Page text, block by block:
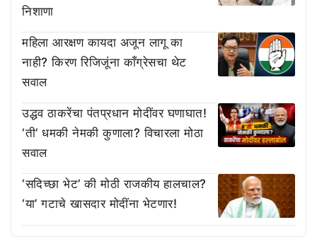
निशाणा
महिला आरक्षण कायदा अजून लागू का
नाही? किरण रिजिजूंना काँग्रेसचा थेट
सवाल
उद्धव ठाकरेंचा पंतप्रधान मोदींवर घणाघात!
‘ती’ धमकी नेमकी कुणाला? विचारला मोठा
सवाल
‘सदिच्छा भेट’ की मोठी राजकीय हालचाल?
‘या’ गटाचे खासदार मोदींना भेटणार!